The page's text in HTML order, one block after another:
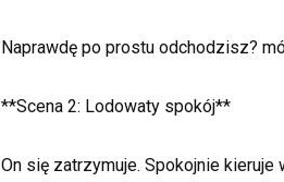
Naprawdę po prostu odchodzisz?
**Scena 2: Lodowaty spokój**
On się zatrzymuje. Spokojnie